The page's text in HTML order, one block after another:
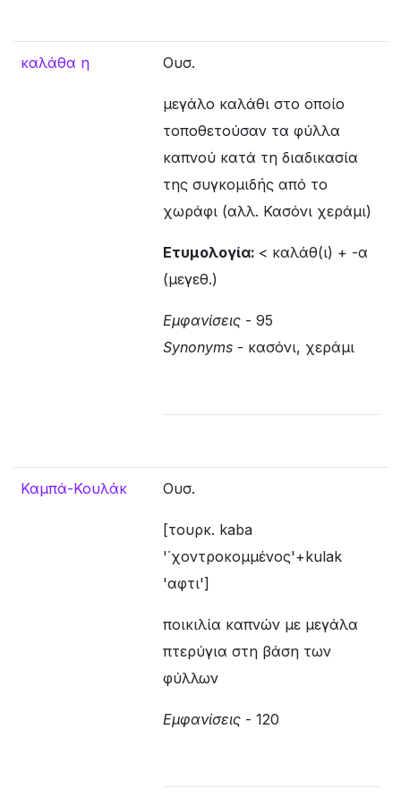
καλάθα η Ουσ.
μεγάλο καλάθι στο οποίο
τοποθετούσαν τα φύλλα
καπνού κατά τη διαδικασία
της συγκομιδής από το
χωράφι (αλλ. Κασόνι χεράμι)
Ετυμολογία: < καλάθ(ι) + -α
(μεγεθ.)
Εμφανίσεις - 95
Synonyms - κασόνι, χεράμι
Καμπά-Κουλάκ Ουσ.
[τουρκ. kaba
'΄χοντροκομμένος'+kulak
'αφτι']
ποικιλία καπνών με μεγάλα
πτερύγια στη βάση των
φύλλων
Εμφανίσεις - 120